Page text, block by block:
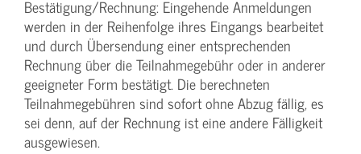
Bestätigung­/Rechnung: Eingehende Anmeldungen
werden in der Reihenfolge ihres Eingangs bearbeitet
und durch Übersendung einer entsprechenden
Rechnung über die Teilnahmegebühr oder in anderer
geeigneter Form bestätigt. Die berechneten
Teilnahmegebühren sind sofort ohne Abzug fällig, es
sei denn, auf der Rechnung ist eine andere Fälligkeit
ausgewiesen.